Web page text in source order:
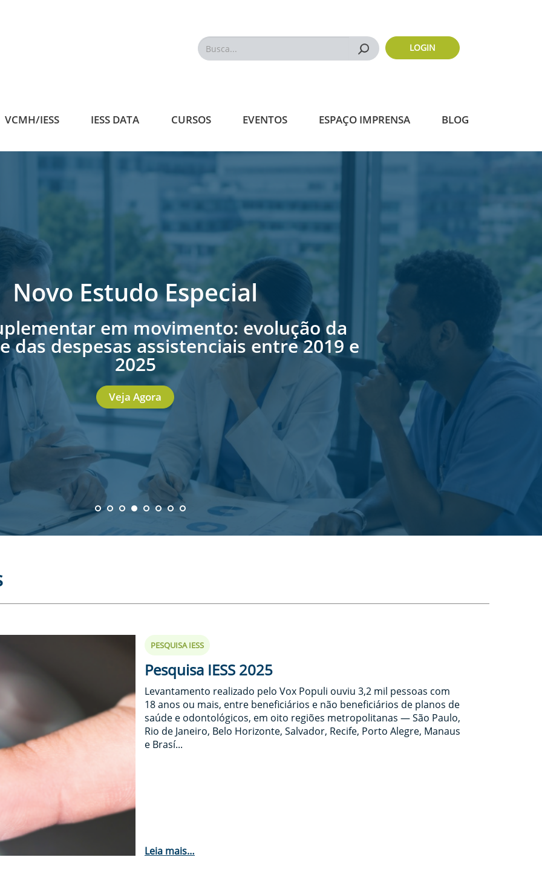
Busca... Buscar LOGIN
VCMH/IESS IESS DATA CURSOS EVENTOS ESPAÇO IMPRENSA BLOG
Novo Estudo Especial
em movimento: evolução da
das despesas assistenciais entre 2019 e
2025
Veja Agora
PESQUISA IESS
Pesquisa IESS 2025
Levantamento realizado pelo Vox Populi ouviu 3,2 mil pessoas com
18 anos ou mais, entre beneficiários e não beneficiários de planos de
saúde e odontológicos, em oito regiões metropolitanas — São Paulo,
Rio de Janeiro, Belo Horizonte, Salvador, Recife, Porto Alegre, Manaus
e Brasí...
Leia mais…